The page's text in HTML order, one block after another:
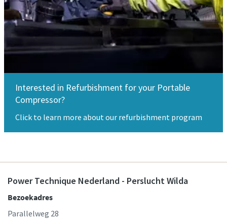
Interested in Refurbishment for your Portable
Compressor?
Click to learn more about our refurbishment program
Power Technique Nederland - Perslucht Wilda
Bezoekadres
Parallelweg 28